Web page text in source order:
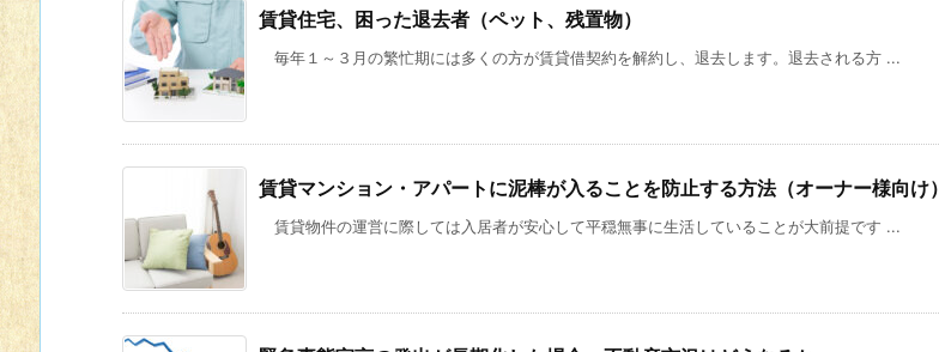
賃貸住宅、困った退去者（ペット、残置物）
毎年１～３月の繁忙期には多くの方が賃貸借契約を解約し、退去します。退去される方 ...
賃貸マンション・アパートに泥棒が入ることを防止する方法（オーナー様向け）
賃貸物件の運営に際しては入居者が安心して平穏無事に生活していることが大前提です ...